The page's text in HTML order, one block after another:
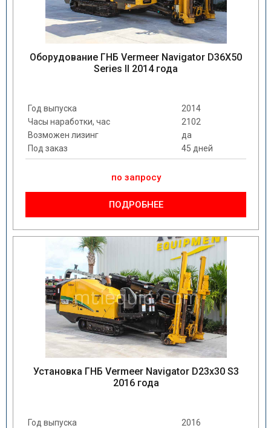
Оборудование ГНБ Vermeer Navigator D36X50
Series II 2014 года
Год выпуска
2014
Часы наработки, час
2102
Возможен лизинг
да
Под заказ
45 дней
по запросу
ПОДРОБНЕЕ
Установка ГНБ Vermeer Navigator D23x30 S3
2016 года
Год выпуска
2016